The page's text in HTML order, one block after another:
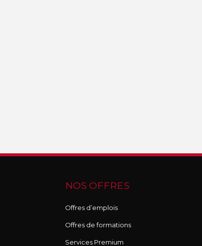
NOS OFFRES
Offres d’emplois
Offres de formations
Services Premium